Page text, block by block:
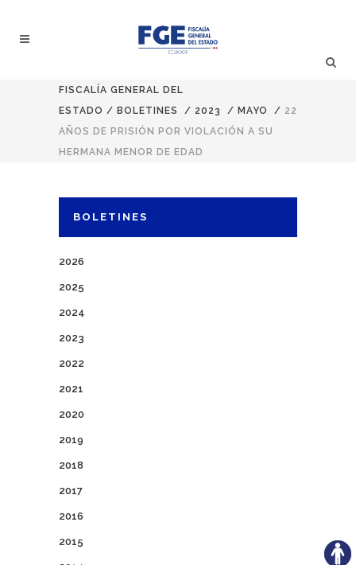
FISCALÍA GENERAL DEL
ESTADO / BOLETINES / 2023 / MAYO / 22
AÑOS DE PRISIÓN POR VIOLACIÓN A SU
HERMANA MENOR DE EDAD
BOLETINES
2026
2025
2024
2023
2022
2021
2020
2019
2018
2017
2016
2015